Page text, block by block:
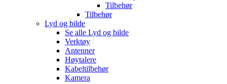
Tilbehør
Tilbehør
Lyd og bilde
Se alle Lyd og bilde
Verktøy
Antenner
Høytalere
Kabeltilbehør
Kamera